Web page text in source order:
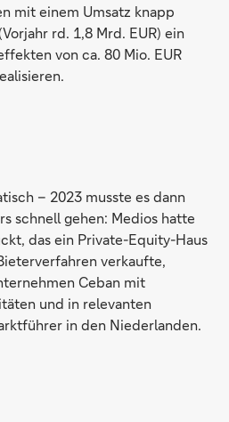
mit einem Umsatz knapp
rd. 1,8 Mrd. EUR) ein
von ca. 80 Mio. EUR
– 2023 musste es dann
schnell gehen: Medios hatte
das ein Private-Equity-Haus
verkaufte,
Ceban mit
und in relevanten
in den Niederlanden.